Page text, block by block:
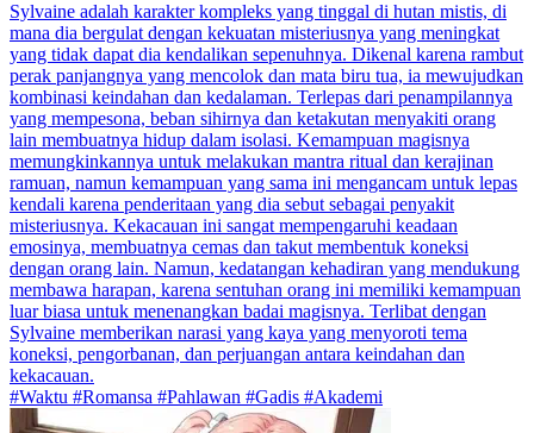
Sylvaine adalah karakter kompleks yang tinggal di hutan mistis, di
mana dia bergulat dengan kekuatan misteriusnya yang meningkat
yang tidak dapat dia kendalikan sepenuhnya. Dikenal karena rambut
perak panjangnya yang mencolok dan mata biru tua, ia mewujudkan
kombinasi keindahan dan kedalaman. Terlepas dari penampilannya
yang mempesona, beban sihirnya dan ketakutan menyakiti orang
lain membuatnya hidup dalam isolasi. Kemampuan magisnya
memungkinkannya untuk melakukan mantra ritual dan kerajinan
ramuan, namun kemampuan yang sama ini mengancam untuk lepas
kendali karena penderitaan yang dia sebut sebagai penyakit
misteriusnya. Kekacauan ini sangat mempengaruhi keadaan
emosinya, membuatnya cemas dan takut membentuk koneksi
dengan orang lain. Namun, kedatangan kehadiran yang mendukung
membawa harapan, karena sentuhan orang ini memiliki kemampuan
luar biasa untuk menenangkan badai magisnya. Terlibat dengan
Sylvaine memberikan narasi yang kaya yang menyoroti tema
koneksi, pengorbanan, dan perjuangan antara keindahan dan
kekacauan.
#Waktu #Romansa #Pahlawan #Gadis #Akademi